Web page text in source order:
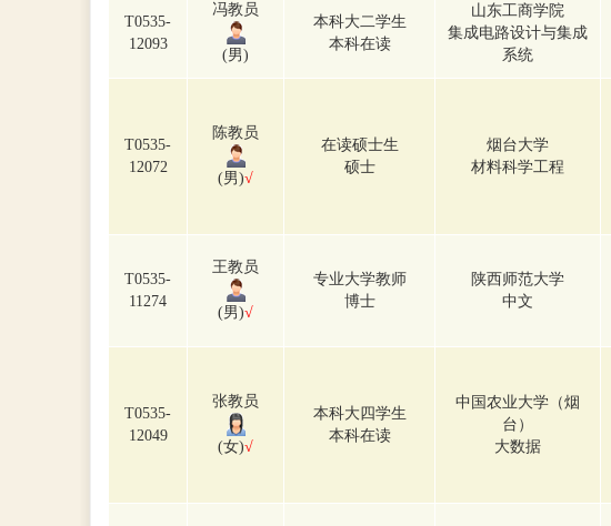
T0535-
12093
冯教员
(男)
本科大二学生
本科在读
山东工商学院
集成电路设计与集成
系统
T0535-
12072
陈教员
(男)√
在读硕士生
硕士
烟台大学
材料科学工程
T0535-
11274
王教员
(男)√
专业大学教师
博士
陕西师范大学
中文
T0535-
12049
张教员
(女)√
本科大四学生
本科在读
中国农业大学（烟
台）
大数据